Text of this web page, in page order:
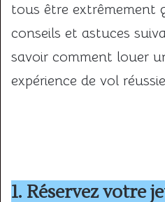
tous être extrêmement
conseils et astuces
savoir comment louer
expérience de vol
1. Réservez votre